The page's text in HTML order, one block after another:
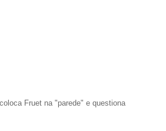
Fruet na "parede" e questiona